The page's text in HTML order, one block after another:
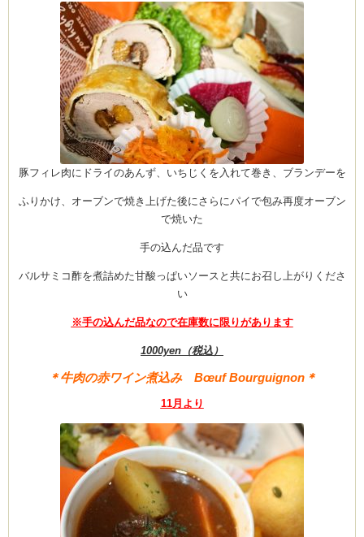
Clémentine
豚フィレ肉にドライのあんず、いちじくを入れて巻き、ブランデーを
ふりかけ、オーブンで焼き上げた後にさらにパイで包み再度オーブン
で焼いた
手の込んだ品です
バルサミコ酢を煮詰めた甘酸っぱいソースと共にお召し上がりくださ
い
※手の込んだ品なので在庫数に限りがあります
1000yen（税込）
＊牛肉の赤ワイン煮込み Bœuf Bourguignon＊
11月より